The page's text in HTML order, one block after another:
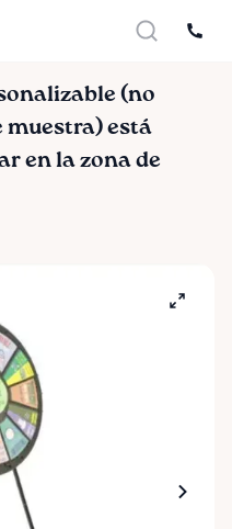
(no
muestra) está
en la zona de